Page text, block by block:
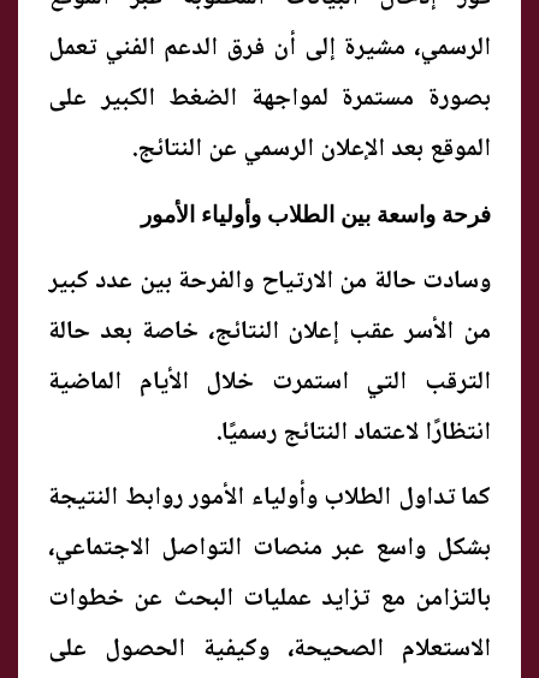
الرسمي، مشيرة إلى أن فرق الدعم الفني تعمل
بصورة مستمرة لمواجهة الضغط الكبير على
الموقع بعد الإعلان الرسمي عن النتائج.
فرحة واسعة بين الطلاب وأولياء الأمور
وسادت حالة من الارتياح والفرحة بين عدد كبير
من الأسر عقب إعلان النتائج، خاصة بعد حالة
الترقب التي استمرت خلال الأيام الماضية
انتظارًا لاعتماد النتائج رسميًا.
كما تداول الطلاب وأولياء الأمور روابط النتيجة
بشكل واسع عبر منصات التواصل الاجتماعي،
بالتزامن مع تزايد عمليات البحث عن خطوات
الاستعلام الصحيحة، وكيفية الحصول على